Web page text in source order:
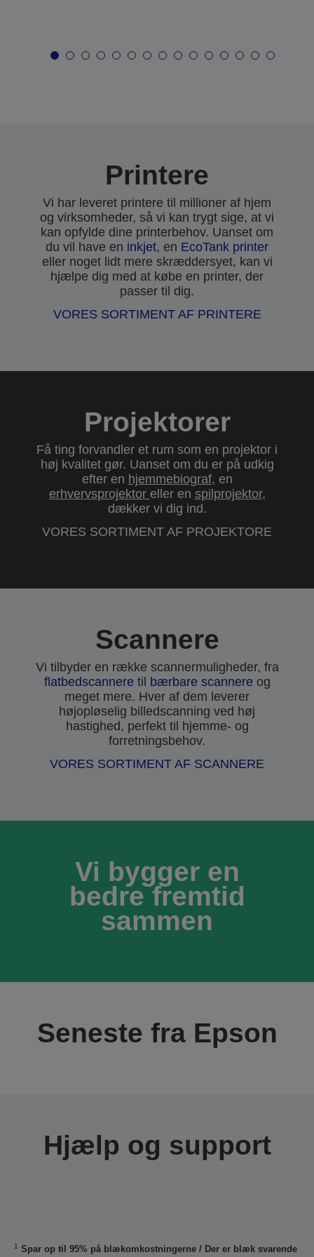
Printere
Vi har leveret printere til millioner af hjem
og virksomheder, så vi kan trygt sige, at vi
kan opfylde dine printerbehov. Uanset om
du vil have en inkjet, en EcoTank printer
eller noget lidt mere skræddersyet, kan vi
hjælpe dig med at købe en printer, der
passer til dig.
VORES SORTIMENT AF PRINTERE
Projektorer
Få ting forvandler et rum som en projektor i
høj kvalitet gør. Uanset om du er på udkig
efter en hjemmebiograf, en
erhvervsprojektor eller en spilprojektor,
dækker vi dig ind.
VORES SORTIMENT AF PROJEKTORE
Scannere
Vi tilbyder en række scannermuligheder, fra
flatbedscannere til bærbare scannere og
meget mere. Hver af dem leverer
højopløselig billedscanning ved høj
hastighed, perfekt til hjemme- og
forretningsbehov.
VORES SORTIMENT AF SCANNERE
Vi bygger en
bedre fremtid
sammen
Seneste fra Epson
Hjælp og support
1 Spar op til 95% på blækomkostningerne / Der er blæk svarende